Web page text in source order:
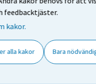
feedbacktjäster.
kakor.
alla kakor Bara
av en
för månadsenkäten
till en
minskade från omkring